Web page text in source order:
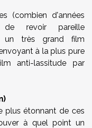
(combien d'années
de revoir pareille
un très grand film
à la plus pure
anti-lassitude par
plus étonnant de ces
à quel point un